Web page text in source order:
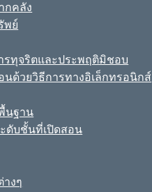
กคลัง
พย์
รทุจริตและประพฤติมิชอบ
นด้วยวิธีการทางอิเล็กทรอนิกส์
นฐาน
ดับชั้นที่เปิดสอน
างๆ